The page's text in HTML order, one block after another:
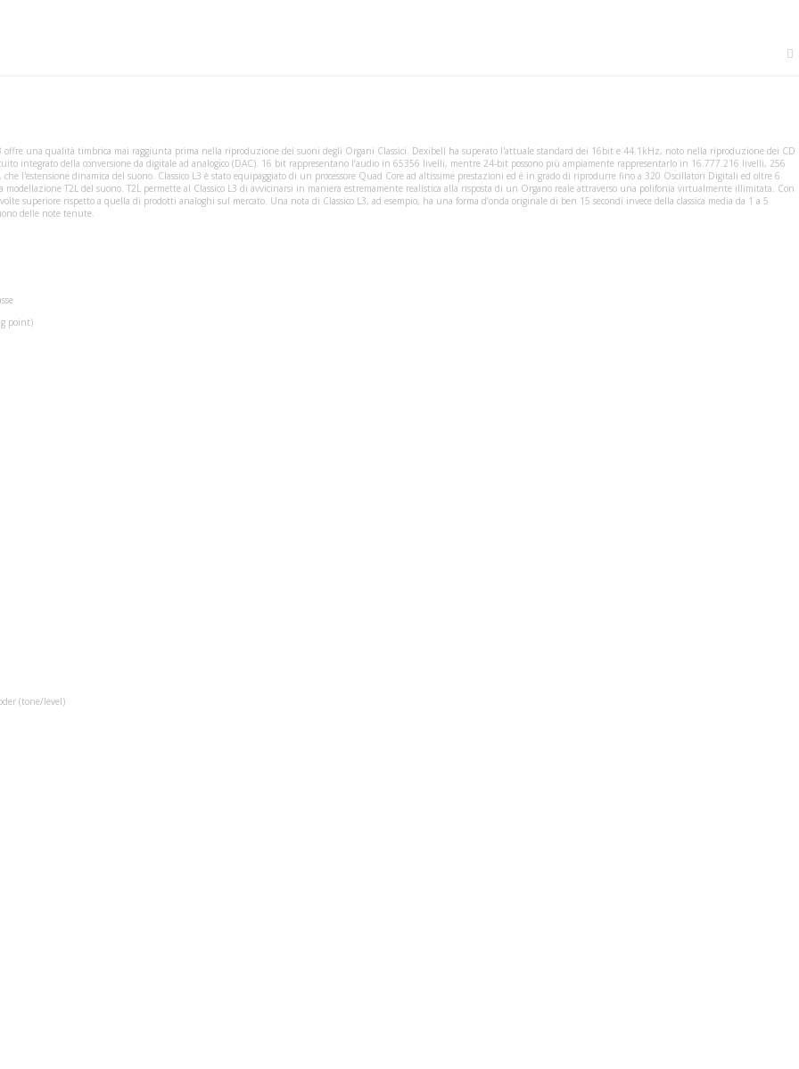
offre una qualità timbrica mai raggiunta prima nella riproduzione dei suoni degli Organi Classici. Dexibell ha superato l'attuale standard dei 16bit e 44.1kHz, noto nella riproduzione dei CD
integrato della conversione da digitale ad analogico (DAC). 16 bit rappresentano l’audio in 65356 livelli, mentre 24-bit possono più ampiamente rappresentarlo in 16.777.216 livelli, 256
l'estensione dinamica del suono. Classico L3 è stato equipaggiato di un processore Quad Core ad altissime prestazioni ed è in grado di riprodurre fino a 320 Oscillatori Digitali ed oltre 6
T2L del suono. T2L permette al Classico L3 di avvicinarsi in maniera estremamente realistica alla risposta di un Organo reale attraverso una polifonia virtualmente illimitata. Con
superiore rispetto a quella di prodotti analoghi sul mercato. Una nota di Classico L3, ad esempio, ha una forma d’onda originale di ben 15 secondi invece della classica media da 1 a 5
delle note tenute.
point)
(tone/level)